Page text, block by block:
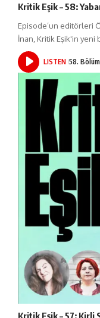
Kritik Eşik – 58:
Episode’un editörleri
İnan, Kritik Eşik'in
LISTEN 58. Bölüm
Kritik Eşik – 57: Kirli